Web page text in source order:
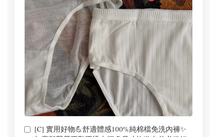
[C] 實用好物💪舒適體感100%純棉檔免洗內褲✨